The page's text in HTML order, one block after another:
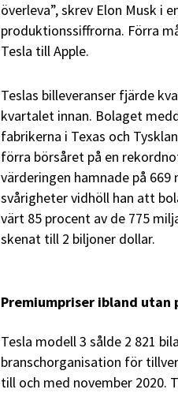
överleva”, skrev Elon Musk i
produktionssiffrorna. Förra
Tesla till Apple.
Teslas billeveranser fjärde
kvartalet innan. Bolaget
fabrikerna i Texas och
förra börsåret på en
värderingen hamnade på
svårigheter vidhöll han att
värt 85 procent av de 775
skenat till 2 biljoner dollar.
Premiumpriser ibland
Tesla modell 3 sålde 2 821
branschorganisation för
till och med november 2020.